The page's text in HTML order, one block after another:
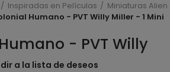
Inspiradas en Películas
Miniaturas Alien
Humano - PVT Willy Miller - 1 Mini
- PVT Willy
a la lista de deseos